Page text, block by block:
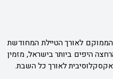
לאורך הטיילת המחודשת
היפים ביותר בישראל, מזמין
אקסקלוסיבית לאורך כל השבת.